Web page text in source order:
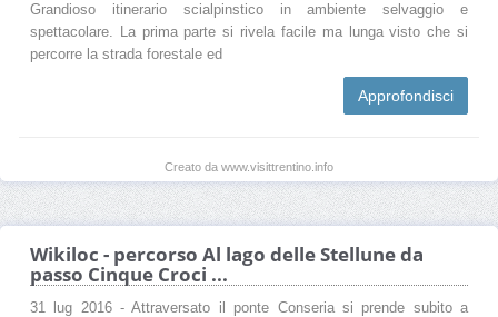
Grandioso itinerario scialpinstico in ambiente selvaggio e
spettacolare. La prima parte si rivela facile ma lunga visto che si
percorre la strada forestale ed
Approfondisci
Creato da www.visittrentino.info
Wikiloc - percorso Al lago delle Stellune da
passo Cinque Croci ...
31 lug 2016 - Attraversato il ponte Conseria si prende subito a